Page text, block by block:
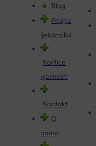
Blog
Pitajte
ljekarnika
Kartice
vjernosti
Kontakt
O
nama